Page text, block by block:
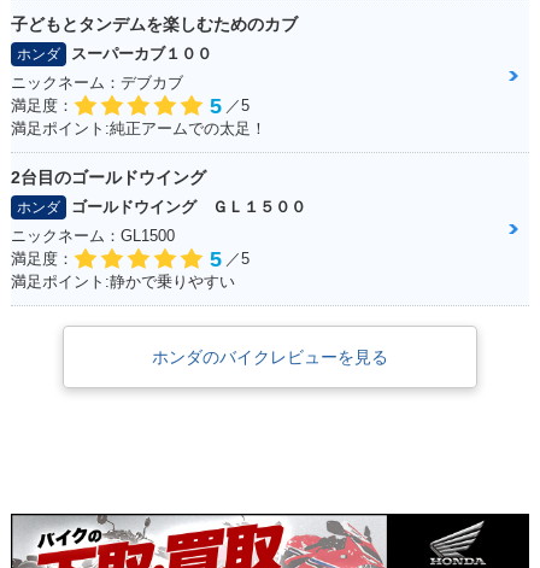
子どもとタンデムを楽しむためのカブ
ホンダ
スーパーカブ１００
ニックネーム：デブカブ
満足度：
5 ／5
満足ポイント:純正アームでの太足！
2台目のゴールドウイング
ホンダ
ゴールドウイング ＧＬ１５００
ニックネーム：GL1500
満足度：
5 ／5
満足ポイント:静かで乗りやすい
ホンダのバイクレビューを見る